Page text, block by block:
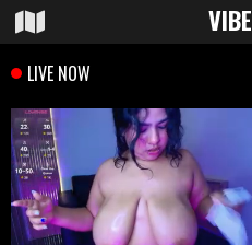
VIBE